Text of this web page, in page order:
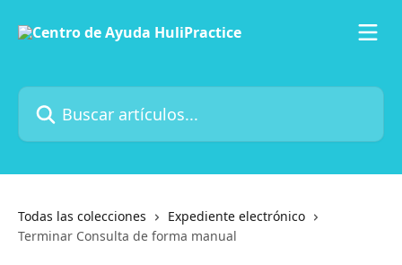
Buscar artículos...
Todas las colecciones
Expediente electrónico
Terminar Consulta de forma manual